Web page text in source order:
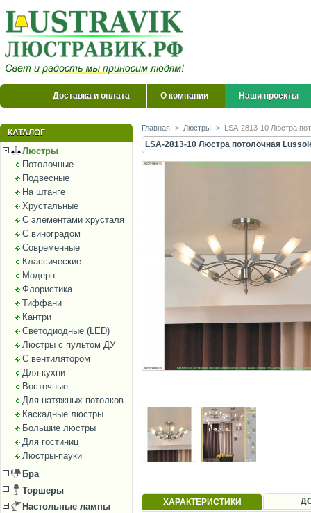
Доставка и оплата О компании Наши проекты
КАТАЛОГ
Люстры
Потолочные
Подвесные
На штанге
Хрустальные
С элементами хрусталя
С виноградом
Современные
Классические
Модерн
Флористика
Тиффани
Кантри
Светодиодные (LED)
Люстры с пультом ДУ
С вентилятором
Для кухни
Восточные
Для натяжных потолков
Каскадные люстры
Большие люстры
Для гостиниц
Люстры-пауки
Бра
Торшеры
Настольные лампы
Главная > Люстры > LSA-2813-10 Люстра
LSA-2813-10 Люстра потолочная
ХАРАКТЕРИСТИКИ